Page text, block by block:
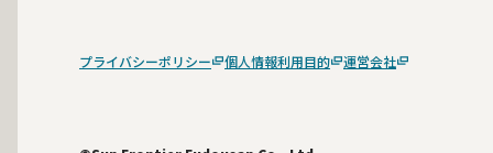
プライバシーポリシー 個人情報利用目的 運営会社